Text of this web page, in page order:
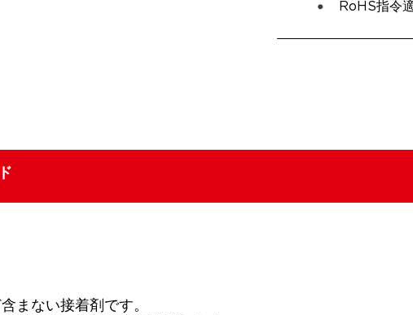
RoHS指令
まない接着剤です。